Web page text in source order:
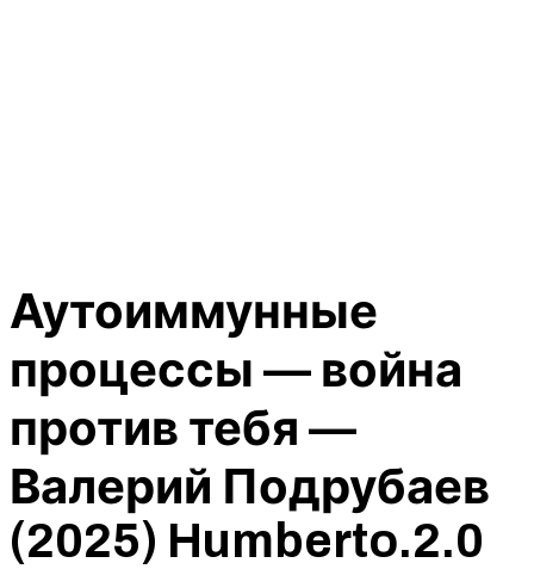
Аутоиммунные
процессы — война
против тебя —
Валерий Подрубаев
(2025) Humberto.2.0